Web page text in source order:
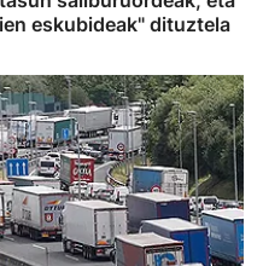
eskubideak" dituztela